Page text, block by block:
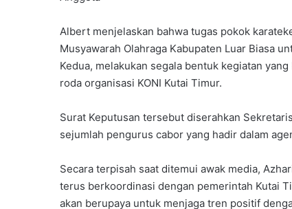
Albert menjelaskan bahwa tugas pokok
Musyawarah Olahraga Kabupaten Luar Biasa
Kedua, melakukan segala bentuk kegiatan
roda organisasi KONI Kutai Timur.
Surat Keputusan tersebut diserahkan
sejumlah pengurus cabor yang hadir dalam
Secara terpisah saat ditemui awak media,
terus berkoordinasi dengan pemerintah Kutai
akan berupaya untuk menjaga tren positif